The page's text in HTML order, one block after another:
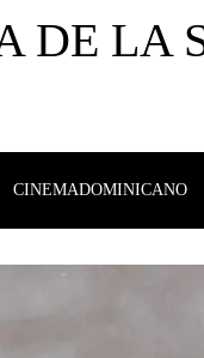
DE LA
CINEMADOMINICANO